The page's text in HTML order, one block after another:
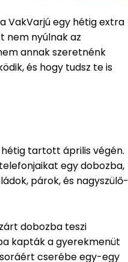
VakVarjú egy hétig extra
nem nyúlnak az
annak szeretnénk
és hogy tudsz te is
hétig tartott április végén.
egy dobozba,
párok, és nagyszülő-
dobozba teszi
kapták a gyerekmenüt
cserébe egy-egy